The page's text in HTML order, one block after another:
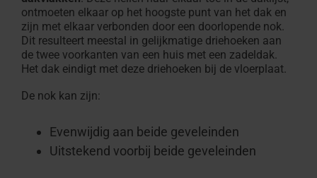
ontmoeten elkaar op het hoogste punt van het dak en
zijn met elkaar verbonden door een doorlopende nok.
Dit resulteert meestal in gelijkmatige driehoeken aan
de twee voorkanten van een huis met een zadeldak.
Het dak eindigt met deze driehoeken bij de vloerplaat.
De nok kan zijn:
Evenwijdig aan beide geveleinden
Uitstekend voorbij beide geveleinden